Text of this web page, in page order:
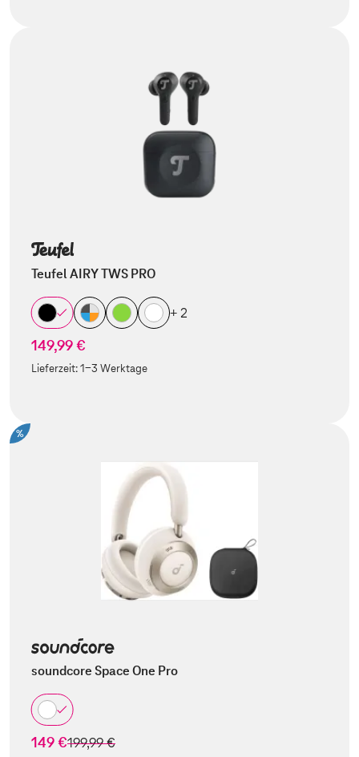
Teufel AIRY TWS PRO
+ 2
149,99 €
Lieferzeit:1-3 Werktage
%
soundcore Space One Pro
149 €statt
199,99 €